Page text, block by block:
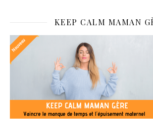
KEEP CALM MAMAN